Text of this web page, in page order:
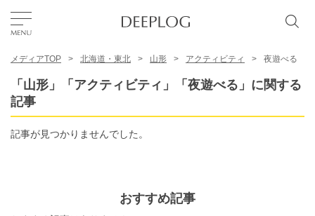
TOP
メディアTOP 北海道・東北 山形 アクティビティ 夜遊べる
「山形」「アクティビティ」「夜遊べる」に関する
記事
記事が見つかりませんでした。
おすすめ記事